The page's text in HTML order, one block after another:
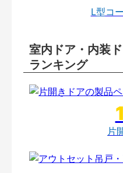
L型コ
室内ドア・内装
ランキング
片